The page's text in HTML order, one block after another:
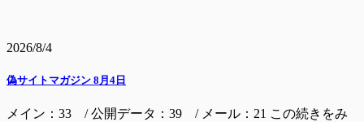
2026/8/4
偽サイトマガジン 8月4日
メイン：33 / 公開データ：39 / メール：21 この続きをみ